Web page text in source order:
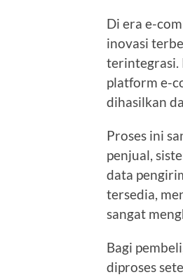
Di era e-
inovasi
terintegrasi.
platform e-
dihasilkan
Proses ini
penjual,
data
tersedia,
sangat
Bagi
diproses